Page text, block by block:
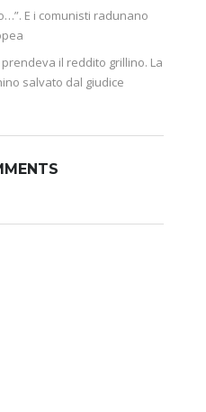
E i comunisti radunano
il reddito grillino. La
salvato dal giudice